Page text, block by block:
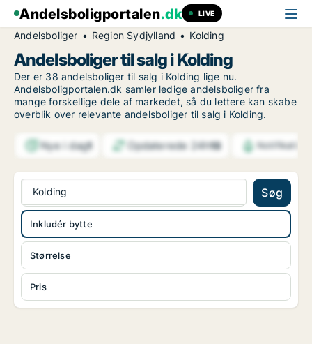
Andelsboligportalen.dk LIVE
Andelsboliger Region Sydjylland Kolding
Andelsboliger til salg i Kolding
Der er 38 andelsboliger til salg i Kolding lige nu.
Andelsboligportalen.dk samler ledige andelsboliger fra
mange forskellige dele af markedet, så du lettere kan skabe
overblik over relevante andelsboliger til salg i Kolding.
Nye i dag1 Opdaterede 24h13
Kolding Søg
Størrelse
Pris
Inkludér bytte